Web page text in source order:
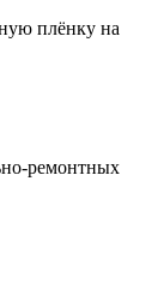
плёнку на